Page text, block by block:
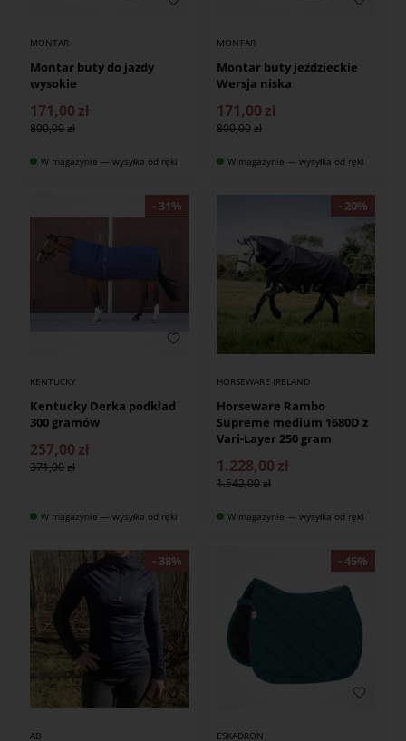
MONTAR
Montar buty do jazdy
wysokie
171,00 zł
800,00
W magazynie — wysyłka od ręki
MONTAR
Montar buty jeździeckie
Wersja niska
171,00 zł
800,00
W magazynie — wysyłka od ręki
KENTUCKY
Kentucky Derka podkład
300 gramów
257,00 zł
371,00
W magazynie — wysyłka od ręki
HORSEWARE IRELAND
Horseware Rambo
Supreme medium 1680D z
Vari-Layer 250 gram
1.228,00 zł
1.542,00
W magazynie — wysyłka od ręki
AB ESKADRON